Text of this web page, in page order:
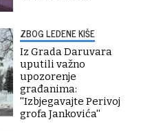
ZBOG LEDENE KIŠE
Iz Grada Daruvara
uputili važno
upozorenje
građanima:
''Izbjegavajte Perivoj
grofa Jankovića''